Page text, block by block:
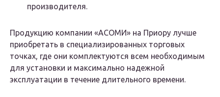
производителя.
Продукцию компании «АСОМИ» на Приору лучше
приобретать в специализированных торговых
точках, где они комплектуются всем необходимым
для установки и максимально надежной
эксплуатации в течение длительного времени.